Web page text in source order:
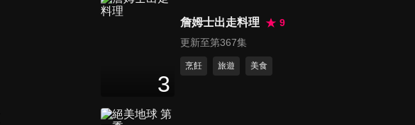
72分鐘
第101集 婆婆真的好可怕 中外
3
詹姆士出走料理
9
更新至第367集
烹飪 旅遊 美食